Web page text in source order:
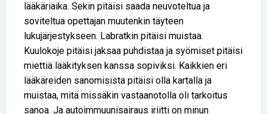
lääkäriaika. Sekin pitäisi saada neuvoteltua ja
soviteltua opettajan muutenkin täyteen
lukujärjestykseen. Labratkin pitäisi muistaa.
Kuulokoje pitäisi jaksaa puhdistaa ja syömiset pitäisi
miettiä lääkityksen kanssa sopiviksi. Kaikkien eri
lääkäreiden sanomisista pitäisi olla kartalla ja
muistaa, mitä missäkin vastaanotolla oli tarkoitus
sanoa. Ja autoimmuunisairaus iriitti on minun